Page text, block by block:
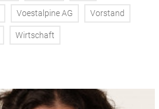
Voestalpine AG Vorstand
Wirtschaft